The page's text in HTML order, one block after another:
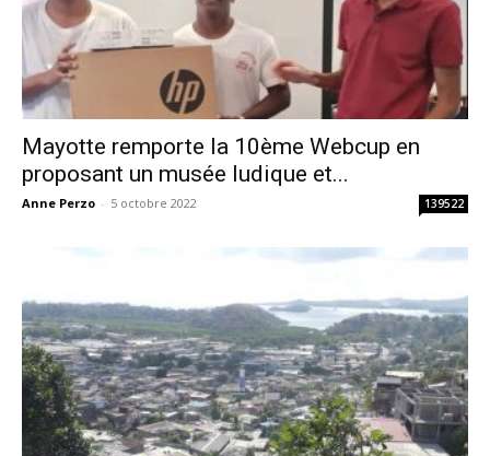
Mayotte remporte la 10ème Webcup en
proposant un musée ludique et...
Anne Perzo - 5 octobre 2022 139522